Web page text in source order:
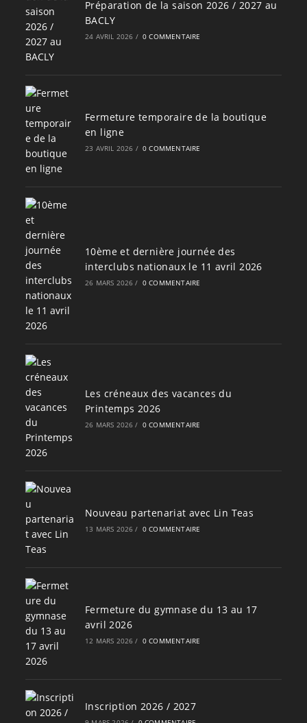
Préparation de la saison 2026 / 2027 au
BACLY
24 AVRIL 2026 / 0 COMMENTAIRE
Fermeture temporaire de la boutique
en ligne
23 AVRIL 2026 / 0 COMMENTAIRE
10ème et dernière journée des
interclubs nationaux le 11 avril 2026
26 MARS 2026 / 0 COMMENTAIRE
Les créneaux des vacances du
Printemps 2026
26 MARS 2026 / 0 COMMENTAIRE
Nouveau partenariat avec Lin Teas
13 MARS 2026 / 0 COMMENTAIRE
Fermeture du gymnase du 13 au 17
avril 2026
12 MARS 2026 / 0 COMMENTAIRE
Inscription 2026 / 2027